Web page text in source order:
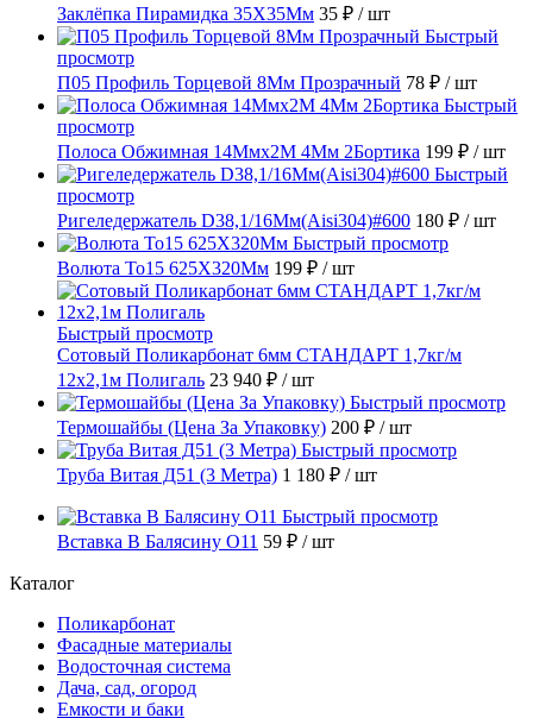
Заклёпка Пирамидка 35X35Мм 35 ₽ / шт
Быстрый
просмотр
П05 Профиль Торцевой 8Мм Прозрачный 78 ₽ / шт
Быстрый
просмотр
Полоса Обжимная 14Ммх2М 4Мм 2Бортика 199 ₽ / шт
Быстрый
просмотр
Ригеледержатель D38,1/16Мм(Aisi304)#600 180 ₽ / шт
Быстрый просмотр
Волюта То15 625X320Мм 199 ₽ / шт
Быстрый просмотр
Сотовый Поликарбонат 6мм СТАНДАРТ 1,7кг/м
12х2,1м Полигаль 23 940 ₽ / шт
Быстрый просмотр
Термошайбы (Цена За Упаковку) 200 ₽ / шт
Быстрый просмотр
Труба Витая Д51 (3 Метра) 1 180 ₽ / шт
Быстрый просмотр
Вставка В Балясину О11 59 ₽ / шт
Каталог
Поликарбонат
Фасадные материалы
Водосточная система
Дача, сад, огород
Емкости и баки